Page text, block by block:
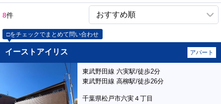
8件
□をチェックでまとめて問い合わせ
イーストアイリス アパート
東武野田線 六実駅/徒歩2分
東武野田線 高柳駅/徒歩26分
千葉県松戸市六実４丁目